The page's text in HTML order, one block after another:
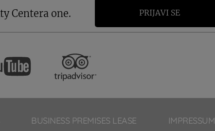
Centera one. PRIJAVI SE
BUSINESS PREMISES LEASE IMPRESSUM